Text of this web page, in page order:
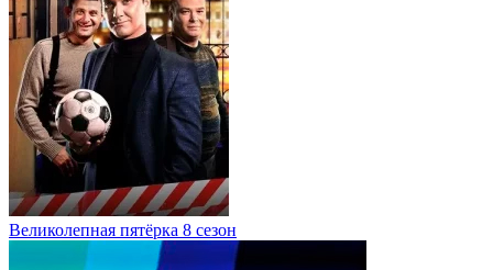
Великолепная пятёрка 8 сезон